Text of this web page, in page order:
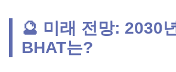
🔮 미래 전망: 2030
BHAT는?